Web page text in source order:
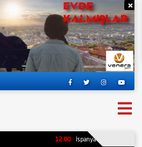
12:00 İspanya’da kömür